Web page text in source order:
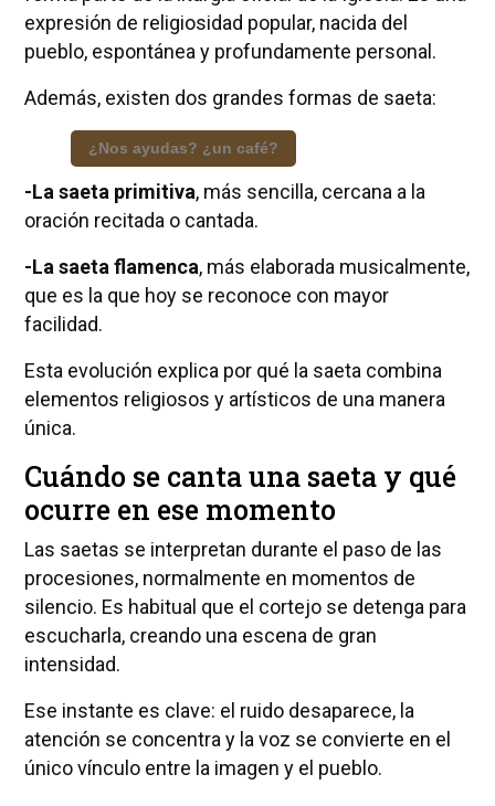
expresión de religiosidad popular, nacida del
pueblo, espontánea y profundamente personal.
Además, existen dos grandes formas de saeta:
¿Nos ayudas? ¿un café?
-La saeta primitiva, más sencilla, cercana a la
oración recitada o cantada.
-La saeta flamenca, más elaborada musicalmente,
que es la que hoy se reconoce con mayor
facilidad.
Esta evolución explica por qué la saeta combina
elementos religiosos y artísticos de una manera
única.
Cuándo se canta una saeta y qué
ocurre en ese momento
Las saetas se interpretan durante el paso de las
procesiones, normalmente en momentos de
silencio. Es habitual que el cortejo se detenga para
escucharla, creando una escena de gran
intensidad.
Ese instante es clave: el ruido desaparece, la
atención se concentra y la voz se convierte en el
único vínculo entre la imagen y el pueblo.